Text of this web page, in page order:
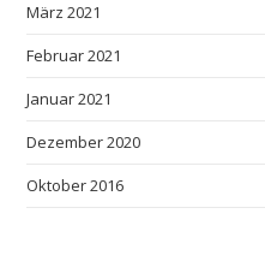
März 2021
Februar 2021
Januar 2021
Dezember 2020
Oktober 2016